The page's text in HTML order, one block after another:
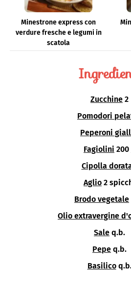
Minestrone express con
verdure fresche e legumi in
scatola
Zucchine 2
Pomodori
Peperoni
Fagiolini 200
Cipolla
Aglio 2
Brodo vegetale
Olio extravergine
Sale q.b.
Pepe q.b.
Basilico